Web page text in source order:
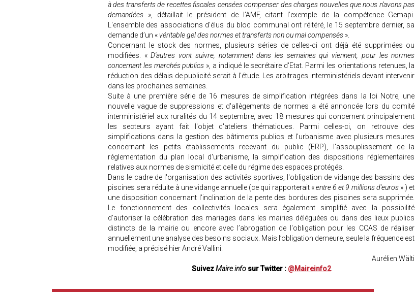
à des transferts de recettes fiscales censées compenser des charges nouvelles que nous n’avons pas
demandées », détaillait le président de l’AMF, citant l’exemple de la compétence Gemapi.
L'ensemble des associations d'élus du bloc communal ont réitéré, le 15 septembre dernier, sa
demande d’un «véritable gel des normes et transferts non ou mal compensés ».
Concernant le stock des normes, plusieurs séries de celles-ci ont déjà été supprimées ou
modifiées. «D'autres vont suivre, notamment dans les semaines qui viennent, pour les normes
concernant les marchés publics », a indiqué le secrétaire d'Etat. Parmi les orientations retenues, la
réduction des délais de publicité serait à l'étude. Les arbitrages interministériels devant intervenir
dans les prochaines semaines.
Suite à une première série de 16 mesures de simplification intégrées dans la loi Notre, une
nouvelle vague de suppressions et d'allègements de normes a été annoncée lors du comité
interministériel aux ruralités du 14 septembre, avec 18 mesures qui concernent principalement
les secteurs ayant fait l'objet d'ateliers thématiques. Parmi celles-ci, on retrouve des
simplifications dans la gestion des bâtiments publics et l'urbanisme avec plusieurs mesures
concernant les petits établissements recevant du public (ERP), l'assouplissement de la
réglementation du plan local d'urbanisme, la simplification des dispositions réglementaires
relatives aux normes de sismicité et celle du régime des espaces protégés.
Dans le cadre de l'organisation des activités sportives, l'obligation de vidange des bassins des
piscines sera réduite à une vidange annuelle (ce qui rapporterait «entre 6 et 9 millions d'euros» ) et
une disposition concernant l'inclination de la pente des bordures des piscines sera supprimée.
Le fonctionnement des collectivités locales sera également simplifié avec la possibilité
d’autoriser la célébration des mariages dans les mairies déléguées ou dans des lieux publics
distincts de la mairie ou encore avec l’abrogation de l'obligation pour les CCAS de réaliser
annuellement une analyse des besoins sociaux. Mais l’obligation demeure, seule la fréquence est
modifiée, a précisé hier André Vallini.
Aurélien Wälti
SuivezMaire infosur Twitter : @Maireinfo2